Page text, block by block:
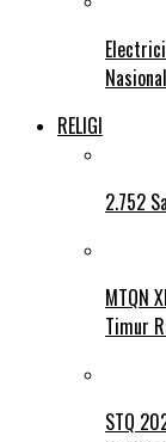
RELIGI
2.752
MTQN
Timur
STQ